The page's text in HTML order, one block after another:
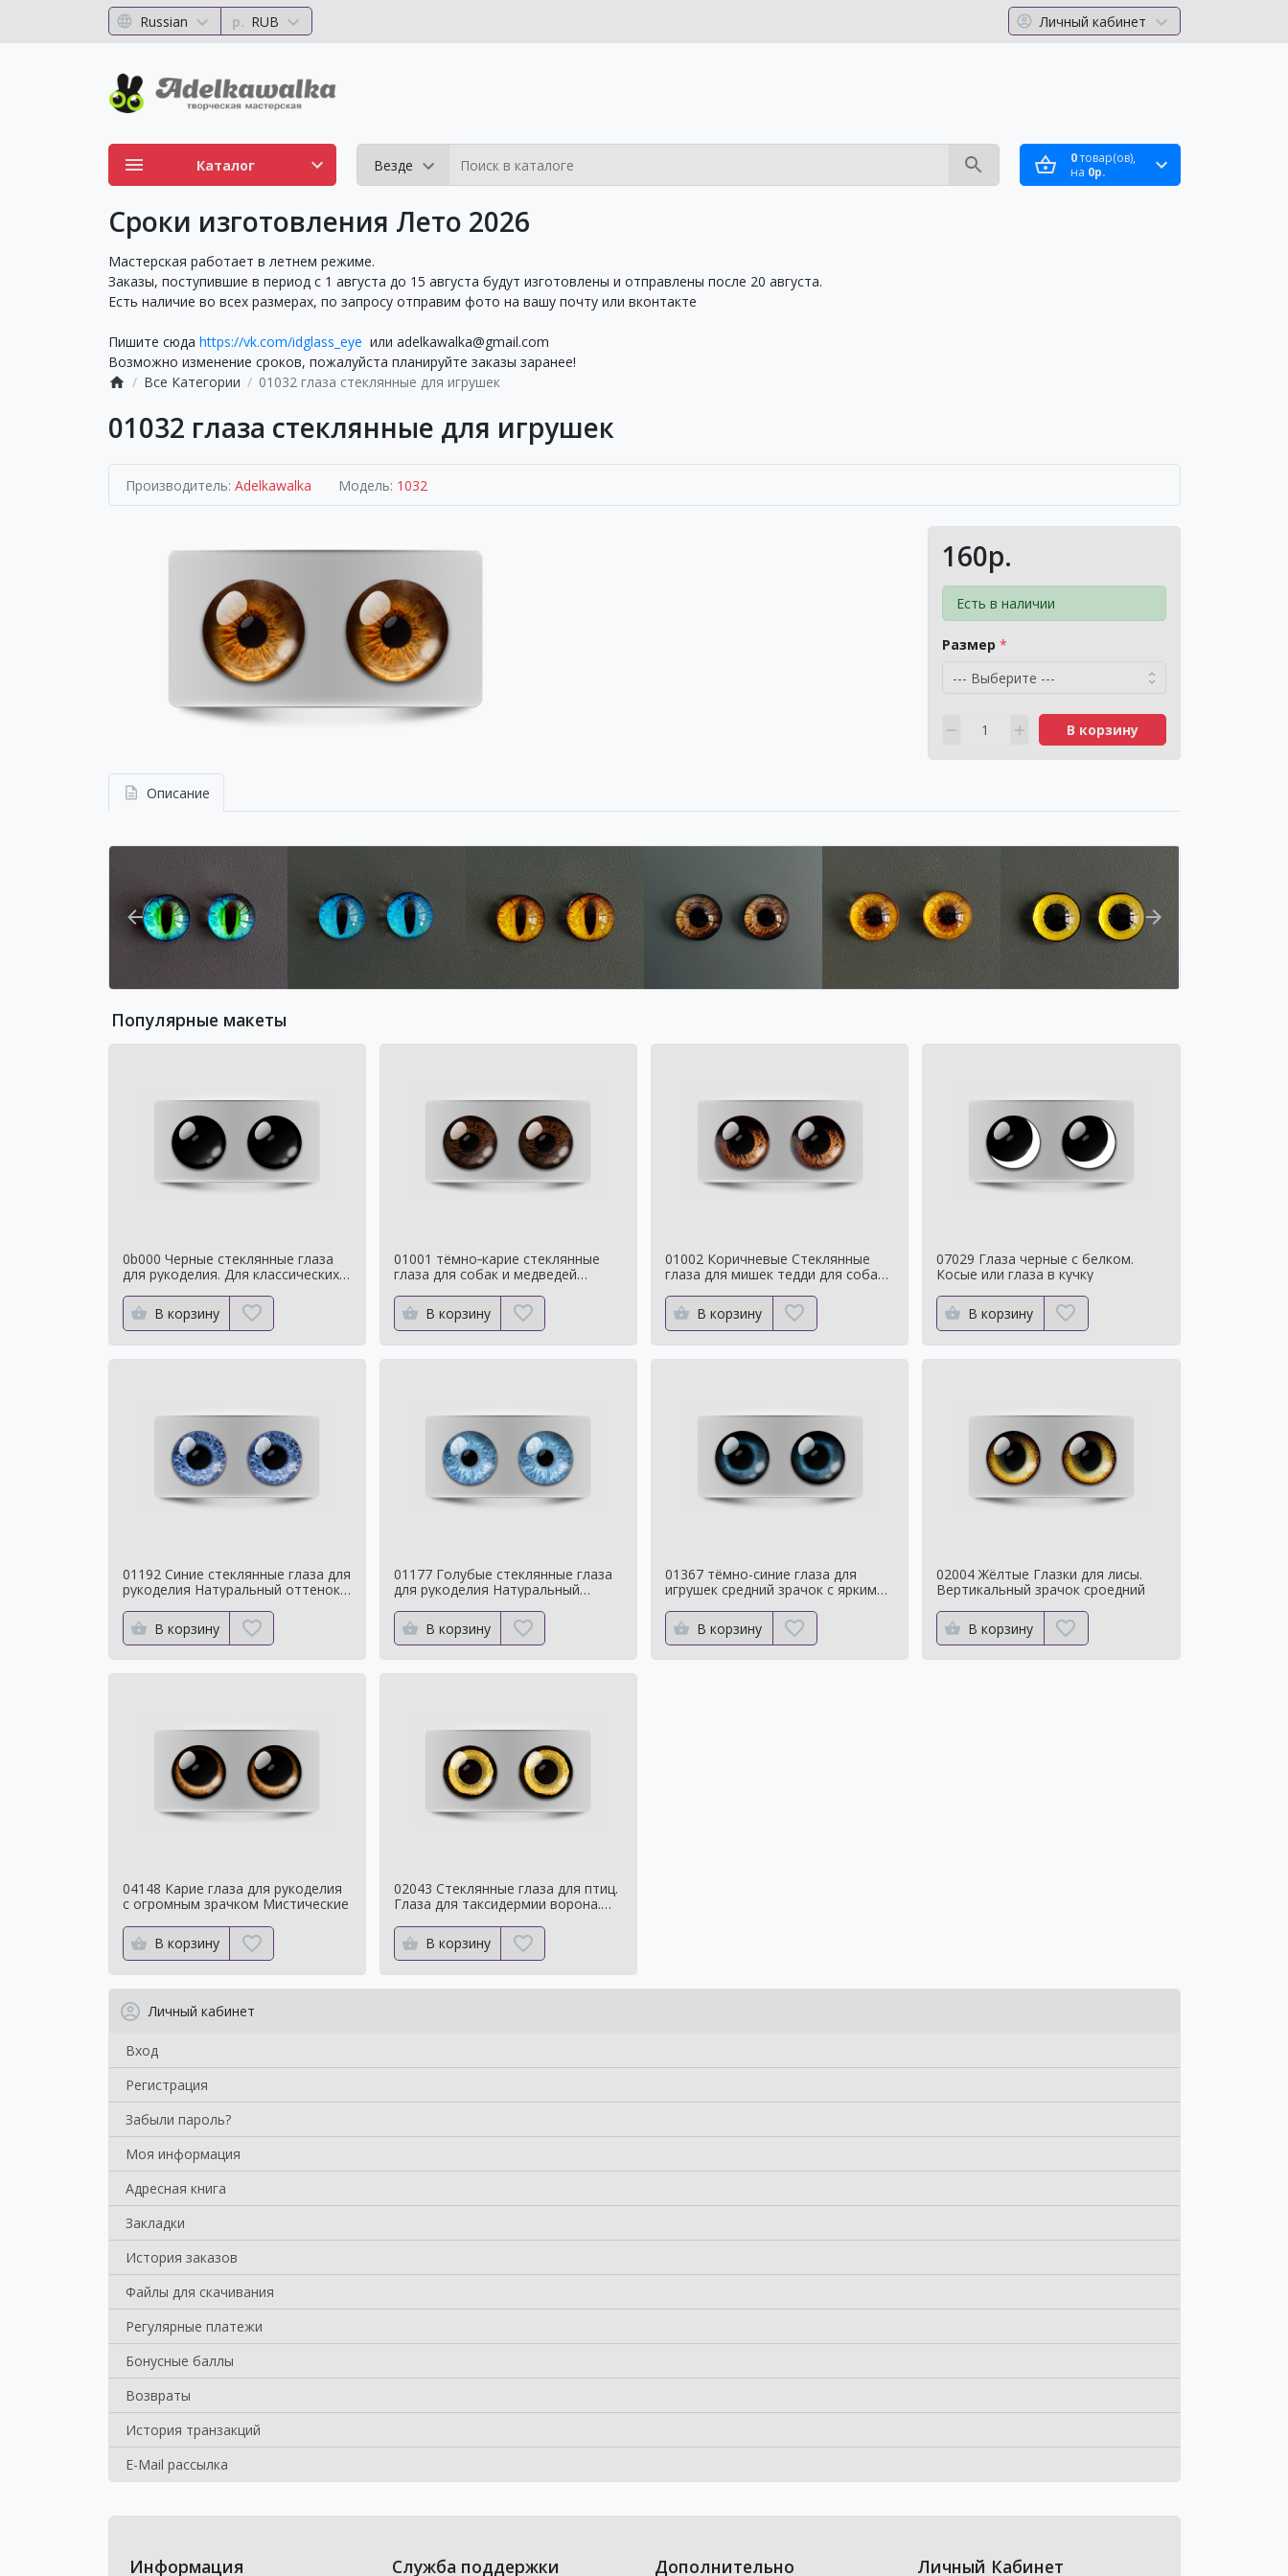
Russian р. RUB Личный кабинет
Везде 0товар(ов),
на 0р.
Каталог
Сроки изготовления Лето 2026
Мастерская работает в летнем режиме.
Заказы, поступившие в период с 1 августа до 15 августа будут изготовлены и отправлены после 20 августа.
Есть наличие во всех размерах, по запросу отправим фото на вашу почту или вконтакте
Пишите сюда https://vk.com/idglass_eye или adelkawalka@gmail.com
Возможно изменение сроков, пожалуйста планируйте заказы заранее!
Все Категории
01032 глаза стеклянные для игрушек
01032 глаза стеклянные для игрушек
Производитель: Adelkawalka Модель: 1032
160р.
Есть в наличии
Размер
В корзину
Описание
Популярные макеты
0b000 Черные стеклянные глаза
для рукоделия. Для классических
В корзину
01001 тёмно‑карие стеклянные
глаза для собак и медведей
В корзину
01002 Коричневые Стеклянные
глаза для мишек тедди для собак
В корзину
07029 Глаза черные с белком.
Косые или глаза в кучку
В корзину
01192 Синие стеклянные глаза для
рукоделия Натуральный оттенок
В корзину
01177 Голубые стеклянные глаза
для рукоделия Натуральный
В корзину
01367 тёмно-синие глаза для
игрушек средний зрачок с ярким
В корзину
02004 Жёлтые Глазки для лисы.
Вертикальный зрачок сроедний
В корзину
04148 Карие глаза для рукоделия
с огромным зрачком Мистические
В корзину
02043 Стеклянные глаза для птиц.
Глаза для таксидермии ворона.
В корзину
Личный кабинет
Вход
Регистрация
Забыли пароль?
Моя информация
Адресная книга
Закладки
История заказов
Файлы для скачивания
Регулярные платежи
Бонусные баллы
Возвраты
История транзакций
E-Mail рассылка
Информация Служба поддержки Дополнительно Личный Кабинет